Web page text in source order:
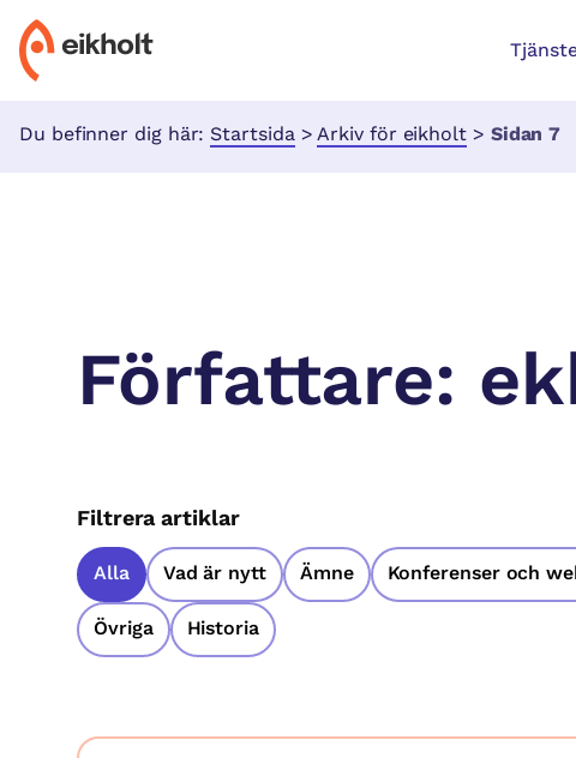
Du befinner dig här: Startsida > Arkiv för eikholt > Sidan 7
Författare:
Filtrera artiklar
Alla Vad är nytt Ämne Konferenser och
Övriga Historia